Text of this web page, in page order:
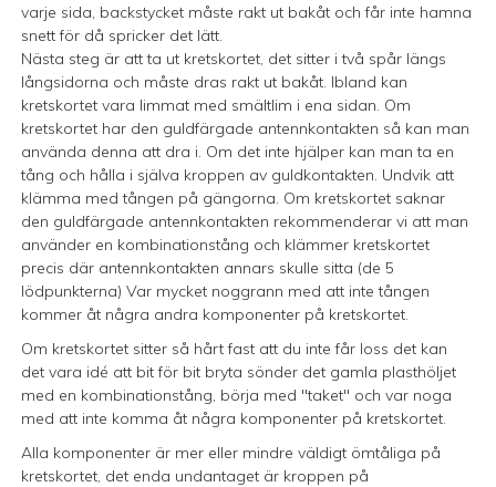
varje sida, backstycket måste rakt ut bakåt och får inte hamna
snett för då spricker det lätt.
Nästa steg är att ta ut kretskortet, det sitter i två spår längs
långsidorna och måste dras rakt ut bakåt. Ibland kan
kretskortet vara limmat med smältlim i ena sidan. Om
kretskortet har den guldfärgade antennkontakten så kan man
använda denna att dra i. Om det inte hjälper kan man ta en
tång och hålla i själva kroppen av guldkontakten. Undvik att
klämma med tången på gängorna. Om kretskortet saknar
den guldfärgade antennkontakten rekommenderar vi att man
använder en kombinationstång och klämmer kretskortet
precis där antennkontakten annars skulle sitta (de 5
lödpunkterna) Var mycket noggrann med att inte tången
kommer åt några andra komponenter på kretskortet.
Om kretskortet sitter så hårt fast att du inte får loss det kan
det vara idé att bit för bit bryta sönder det gamla plasthöljet
med en kombinationstång, börja med "taket" och var noga
med att inte komma åt några komponenter på kretskortet.
Alla komponenter är mer eller mindre väldigt ömtåliga på
kretskortet, det enda undantaget är kroppen på